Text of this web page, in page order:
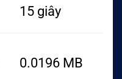
15 giây
0.0196 MB